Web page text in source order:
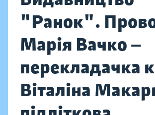
"Ранок".
Марія Вачко —
перекладачка
Віталіна